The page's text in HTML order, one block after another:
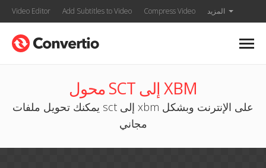
Video Editor Add Subtitles to Video Compress Video المزيد
محول SCT إلى XBM
يمكنك تحويل ملفات sct إلى xbm على الإنترنت وبشكل
مجاني